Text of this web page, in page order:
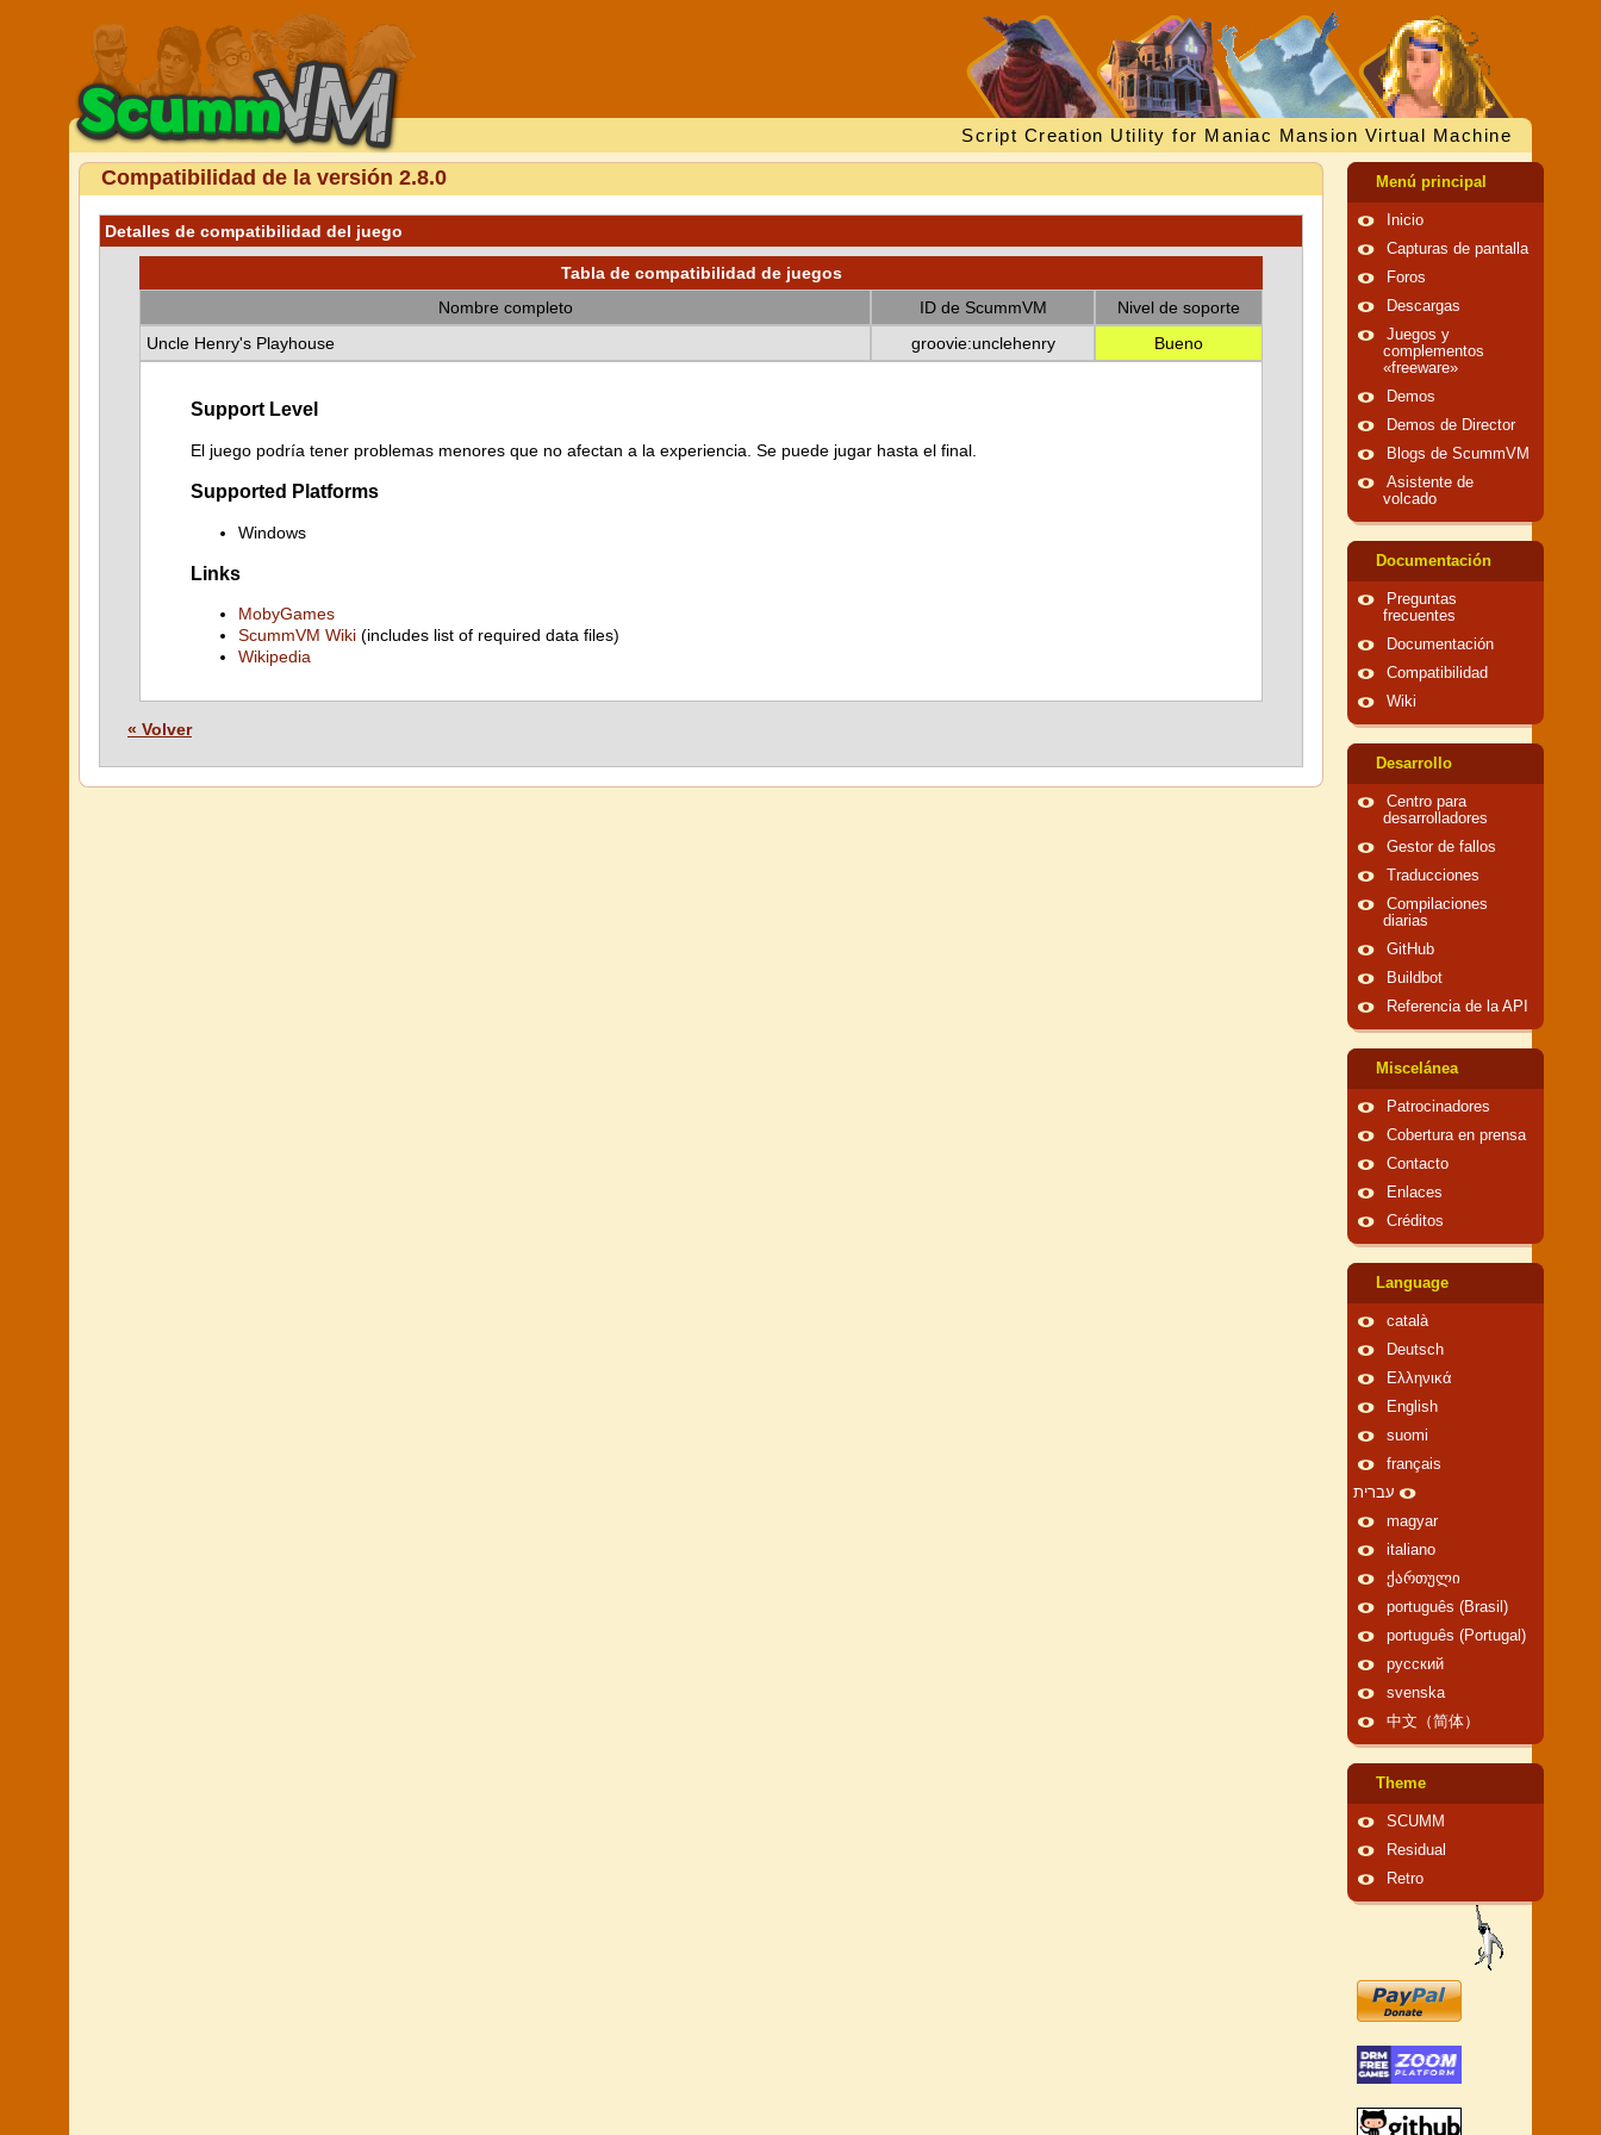
Script Creation Utility for Maniac Mansion Virtual Machine
Compatibilidad de la versión 2.8.0
Detalles de compatibilidad del juego
Tabla de compatibilidad de juegos
Nombre completo
ID de ScummVM
Nivel de soporte
Uncle Henry's Playhouse
groovie:unclehenry Bueno
Support Level
El juego podría tener problemas menores que no afectan a la experiencia. Se puede jugar hasta el final.
Supported Platforms
Windows
Links
MobyGames
ScummVM Wiki (includes list of required data files)
Wikipedia
« Volver
Menú principal
Inicio
Capturas de pantalla
Foros
Descargas
Juegos y
complementos
«freeware»
Demos
Demos de Director
Blogs de ScummVM
Asistente de
volcado
Documentación
Preguntas
frecuentes
Documentación
Compatibilidad
Wiki
Desarrollo
Centro para
desarrolladores
Gestor de fallos
Traducciones
Compilaciones
diarias
GitHub
Buildbot
Referencia de la API
Miscelánea
Patrocinadores
Cobertura en prensa
Contacto
Enlaces
Créditos
Language
català
Deutsch
Ελληνικά
English
suomi
français
עברית
magyar
italiano
ქართული
português (Brasil)
português (Portugal)
русский
svenska
中文（简体）
Theme
SCUMM
Residual
Retro